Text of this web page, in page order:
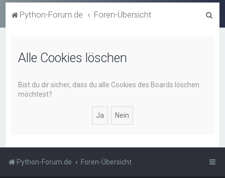
Python-Forum.de Foren-Übersicht
Alle Cookies löschen
Bist du dir sicher, dass du alle Cookies des Boards löschen
möchtest?
Python-Forum.de Foren-Übersicht